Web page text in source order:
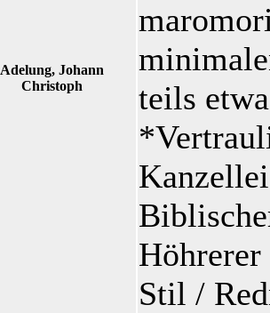
Adelung, Johann
Christoph
teils
Stil /